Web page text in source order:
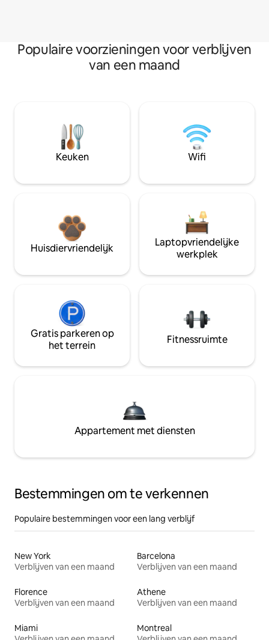
Populaire voorzieningen voor verblijven
van een maand
Keuken Wifi
Huisdiervriendelijk
Laptopvriendelijke
werkplek
Gratis parkeren op
het terrein
Fitnessruimte
Appartement met diensten
Bestemmingen om te verkennen
Populaire bestemmingen voor een lang verblijf
New York
Verblijven van een maand
Barcelona
Verblijven van een maand
Florence
Verblijven van een maand
Athene
Verblijven van een maand
Miami
Montreal